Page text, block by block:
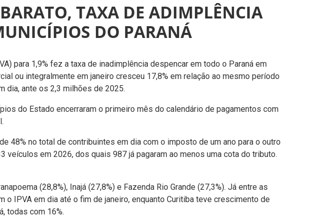
TAXA DE ADIMPLÊNCIA
DO PARANÁ
para 1,9% fez a taxa de inadimplência despencar em todo o Paraná em
ou integralmente em janeiro cresceu 17,8% em relação ao mesmo período
dia, ante os 2,3 milhões de 2025.
do Estado encerraram o primeiro mês do calendário de pagamentos com
48% no total de contribuintes em dia com o imposto de um ano para o outro
em 2026, dos quais 987 já pagaram ao menos uma cota do tributo.
(28,8%), Inajá (27,8%) e Fazenda Rio Grande (27,3%). Já entre as
IPVA em dia até o fim de janeiro, enquanto Curitiba teve crescimento de
todas com 16%.